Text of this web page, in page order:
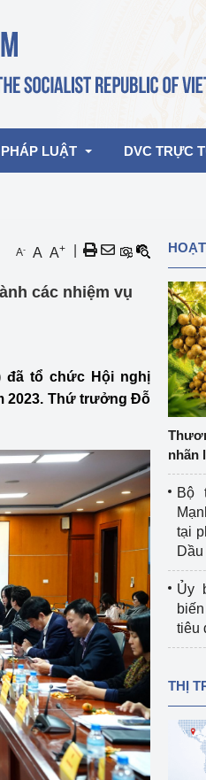
của Lãnh đạo Bộ
Thủy sản
kiểm định kỹ thuật an toàn
thẩm quyền quản lý của
Thương
được cấp GCN đăng ký, hoạt
định thiết bị, dụng cụ điện
ở môi trường không có nguy
bụi nổ
LUẬT DVC TRỰC
A- A A+
các nhiệm vụ
đã tổ chức Hội nghị
2023. Thứ trưởng Đỗ
nhãn
Bộ
tại
Ủy
tiêu
THỊ